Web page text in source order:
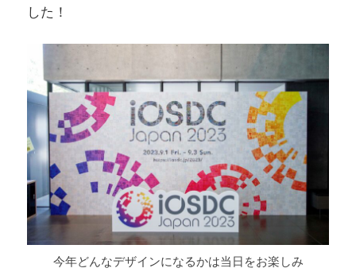
した！
今年どんなデザインになるかは当日をお楽しみ